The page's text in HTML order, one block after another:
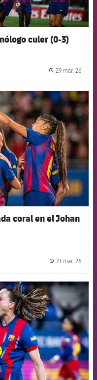
culer (0-3)
29 mar. 26
badge
coral en el Johan
21 mar. 26
badge